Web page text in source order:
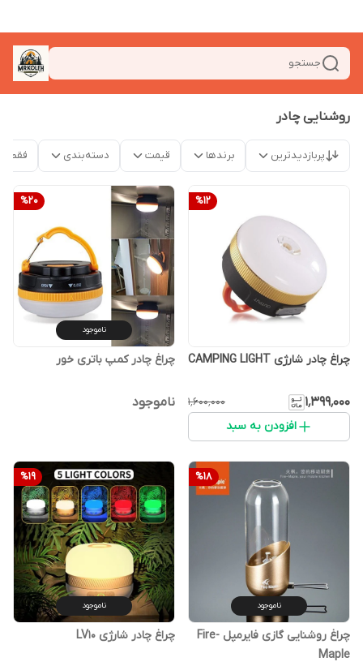
جستجو
روشنایی چادر
پربازدیدترین برندها قیمت دسته‌بندی فقط
%12
چراغ چادر شارژی CAMPING LIGHT
۱٬۳۹۹٬۰۰۰ ۱٬۶۰۰٬۰۰۰
افزودن به سبد
%20
ناموجود
چراغ چادر کمپ باتری خور
ناموجود
%18
ناموجود
چراغ روشنایی گازی فایرمپل Fire-
Maple
%19
ناموجود
چراغ چادر شارژی LV10